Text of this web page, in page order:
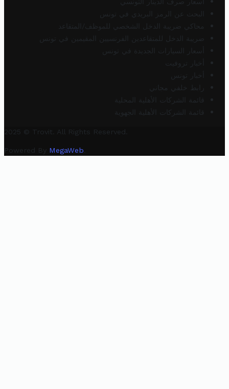
البحث عن الرمز البريدي في تونس
محاكي ضريبة الدخل الشخصي للموظف/المتقاعد
ضريبة الدخل للمتقاعدين الفرنسيين المقيمين في تونس
أسعار السيارات الجديدة في تونس
أخبار تروفيت
أخبار تونس
رابط خلفي مجاني
قائمة الشركات الأهلية المحلية
قائمة الشركات الأهلية الجهوية
2025 © Trovit. All Rights Reserved.
Powered By MegaWeb